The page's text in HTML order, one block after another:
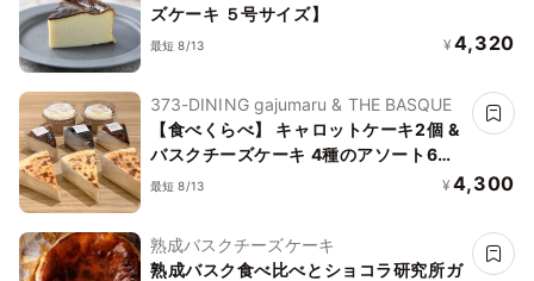
ズケーキ ５号サイズ】
最短 8/13 ¥ 4,320
373-DINING gajumaru & THE BASQUE
【食べくらべ】 キャロットケーキ2個 &
バスクチーズケーキ 4種のアソート6個
誕生日 記念日 プレゼント
最短 8/13 ¥ 4,300
熟成バスクチーズケーキ
熟成バスク食べ比べとショコラ研究所ガ